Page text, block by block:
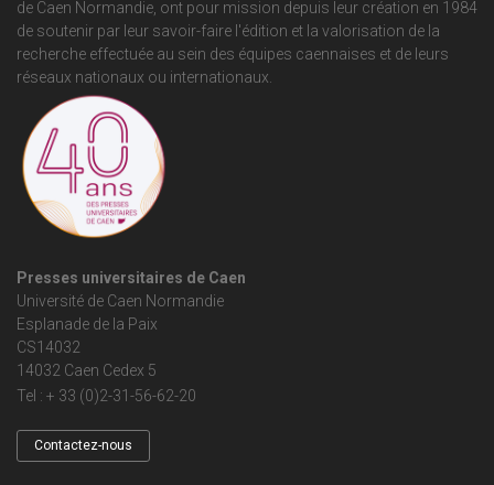
de Caen Normandie , ont pour mission depuis leur création en 1984
de soutenir par leur savoir-faire l'édition et la valorisation de la
recherche effectuée au sein des équipes caennaises et de leurs
réseaux nationaux ou internationaux.
Presses universitaires de Caen
Université de Caen Normandie
Esplanade de la Paix
CS14032
14032 Caen Cedex 5
Tel : + 33 (0)2-31-56-62-20
Contactez-nous